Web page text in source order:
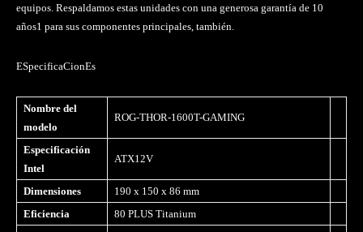
equipos. Respaldamos estas unidades con una generosa garantía de 10
años1 para sus componentes principales, también.
ESpecificaCionEs
Nombre del
modelo
ROG-THOR-1600T-GAMING
Especificación
Intel
ATX12V
Dimensiones
190 x 150 x 86 mm
Eficiencia
80 PLUS Titanium